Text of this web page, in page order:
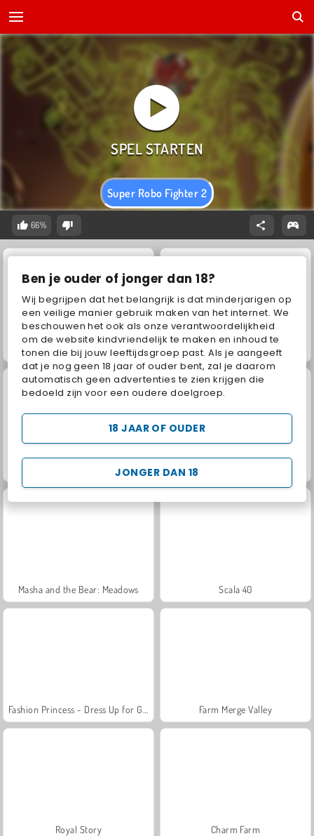
Ben je ouder of jonger dan 18?
Wij begrijpen dat het belangrijk is dat minderjarigen op
een veilige manier gebruik maken van het internet. We
beschouwen het ook als onze verantwoordelijkheid
om de website kindvriendelijk te maken en inhoud te
tonen die bij jouw leeftijdsgroep past. Als je aangeeft
dat je nog geen 18 jaar of ouder bent, zal je daarom
automatisch geen advertenties te zien krijgen die
bedoeld zijn voor een oudere doelgroep.
JONGER DAN 18
18 JAAR OF OUDER
Super Robo Fighter 2
66%
Jewel Garden Story Juice Merge
Grand Mahjong Connect Trollface Quest: USA 2
Masha and the Bear: Meadows Scala 40
Farm Merge Valley
Royal Story Charm Farm